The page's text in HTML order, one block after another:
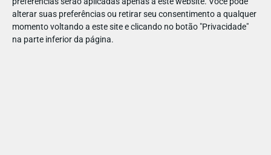
alterar suas preferências ou retirar seu consentimento a qualquer
momento voltando a este site e clicando no botão "Privacidade"
na parte inferior da página.
fica no início e no fim da fila, o que conta, etc).
5. Aproveitar ao Máximo